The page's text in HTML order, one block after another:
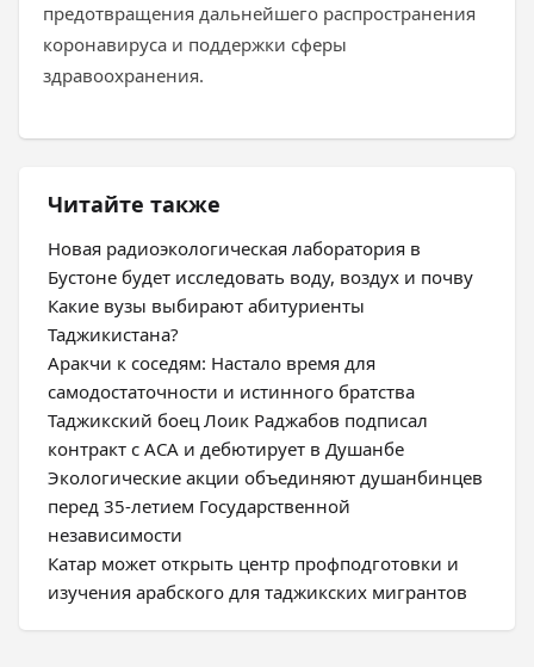
предотвращения дальнейшего распространения
коронавируса и поддержки сферы
здравоохранения.
Читайте также
Новая радиоэкологическая лаборатория в
Бустоне будет исследовать воду, воздух и почву
Какие вузы выбирают абитуриенты
Таджикистана?
Аракчи к соседям: Настало время для
самодостаточности и истинного братства
Таджикский боец Лоик Раджабов подписал
контракт с ACA и дебютирует в Душанбе
Экологические акции объединяют душанбинцев
перед 35-летием Государственной
независимости
Катар может открыть центр профподготовки и
изучения арабского для таджикских мигрантов